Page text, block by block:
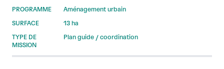
PROGRAMME
Aménagement urbain
SURFACE
13 ha
TYPE DE
MISSION
Plan guide / coordination